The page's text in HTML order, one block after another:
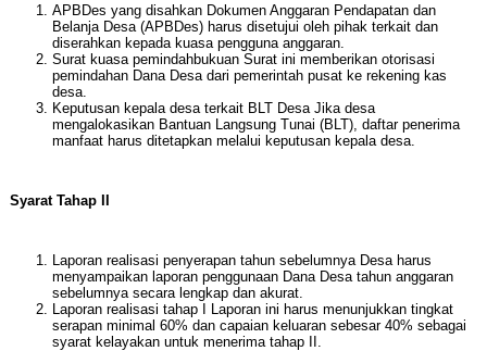
APBDes yang disahkan Dokumen Anggaran Pendapatan dan
Belanja Desa (APBDes) harus disetujui oleh pihak terkait dan
diserahkan kepada kuasa pengguna anggaran.
Surat kuasa pemindahbukuan Surat ini memberikan otorisasi
pemindahan Dana Desa dari pemerintah pusat ke rekening kas
desa.
Keputusan kepala desa terkait BLT Desa Jika desa
mengalokasikan Bantuan Langsung Tunai (BLT), daftar penerima
manfaat harus ditetapkan melalui keputusan kepala desa.
Syarat Tahap II
Laporan realisasi penyerapan tahun sebelumnya Desa harus
menyampaikan laporan penggunaan Dana Desa tahun anggaran
sebelumnya secara lengkap dan akurat.
Laporan realisasi tahap I Laporan ini harus menunjukkan tingkat
serapan minimal 60% dan capaian keluaran sebesar 40% sebagai
syarat kelayakan untuk menerima tahap II.